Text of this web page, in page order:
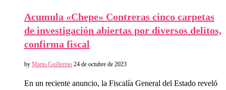
Acumula «Chepe» Contreras cinco carpetas
de investigación abiertas por diversos delitos,
confirma fiscal
by Mario Guillermo 24 de octubre de 2023
En un reciente anuncio, la Fiscalía General del Estado reveló